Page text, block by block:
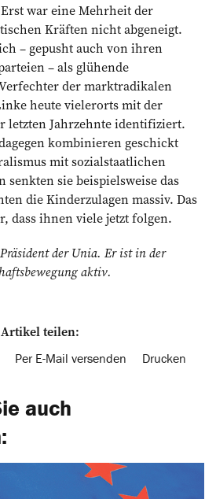
Erst war eine Mehrheit der
Kräften nicht abgeneigt.
– gepusht auch von ihren
– als glühende
der marktradikalen
heute vielerorts mit der
letzten Jahrzehnte identifiziert.
kombinieren geschickt
mit sozialstaatlichen
senkten sie beispielsweise das
die Kinderzulagen massiv. Das
dass ihnen viele jetzt folgen.
der Unia. Er ist in der
aktiv.
Artikel teilen:
Per E-Mail versenden Drucken
auch